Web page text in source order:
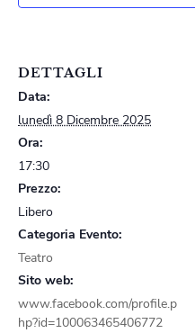
DETTAGLI
Data:
lunedì 8 Dicembre 2025
Ora:
17:30
Prezzo:
Libero
Categoria Evento:
Teatro
Sito web:
www.facebook.com/profile.p
hp?id=100063465406772